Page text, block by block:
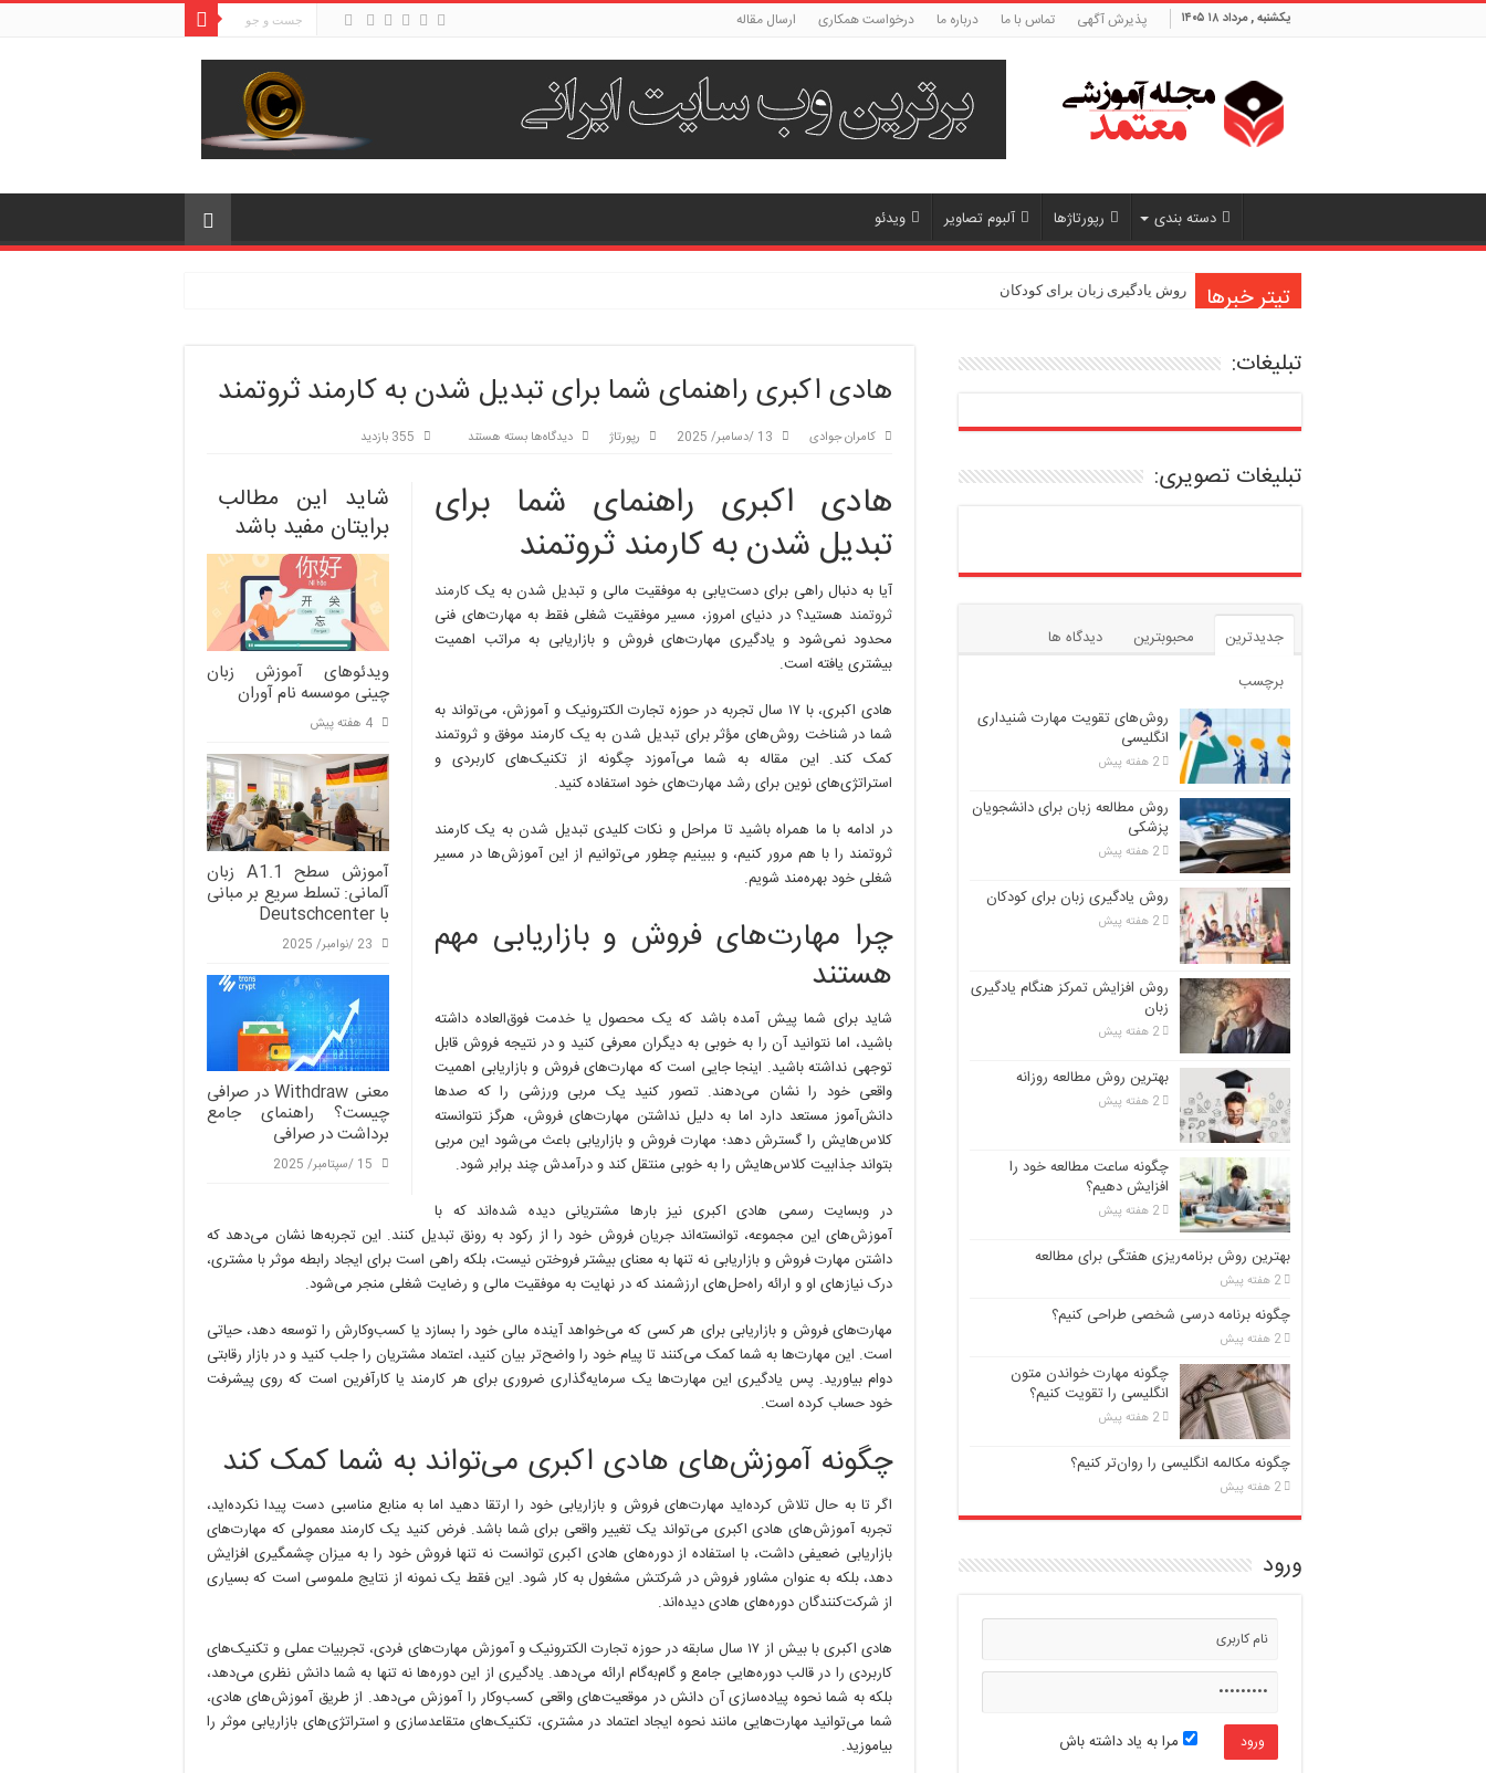
یکشنبه , مرداد ۱۸ ۱۴۰۵ پذیرش آگهی تماس با ما درباره ما درخواست همکاری ارسال مقاله
دسته بندی رپورتاژها آلبوم تصاویر ویدئو
تیتر خبرها روش یادگیری زبان برای کودکان
هادی اکبری راهنمای شما برای تبدیل شدن به کارمند ثروتمند
کامران جوادی 13 /دسامبر/ 2025 رپورتاژ دیدگاه‌ها برای
راهنمای
برای
شدن
به
کارمند
ثروتمند
بسته هستند 355 بازدید
شاید این مطالب
برایتان مفید باشد
ویدئوهای آموزش زبان
چینی موسسه نام آوران
4 هفته پیش
آموزش سطح A1.1 زبان
آلمانی: تسلط سریع بر مبانی
با Deutschcenter
23 /نوامبر/ 2025
معنی Withdraw در صرافی
چیست؟ راهنمای جامع
برداشت در صرافی
15 /سپتامبر/ 2025
هادی اکبری راهنمای شما برای
تبدیل شدن به کارمند ثروتمند
آیا به دنبال راهی برای دست‌یابی به موفقیت مالی و تبدیل شدن به یک کارمند
ثروتمند هستید؟ در دنیای امروز، مسير موفقیت شغلی فقط به مهارت‌های فنی
محدود نمی‌شود و یادگیری مهارت‌های فروش و بازاریابی به مراتب اهمیت
بیشتری یافته است.
هادی اکبری، با ۱۷ سال تجربه در حوزه تجارت الکترونیک و آموزش، می‌تواند به
شما در شناخت روش‌های مؤثر برای تبدیل شدن به یک کارمند موفق و ثروتمند
کمک کند. این مقاله به شما می‌آموزد چگونه از تکنیک‌های کاربردی و
استراتژی‌های نوین برای رشد مهارت‌های خود استفاده کنید.
در ادامه با ما همراه باشید تا مراحل و نکات کلیدی تبدیل شدن به یک کارمند
ثروتمند را با هم مرور کنیم، و ببینیم چطور می‌توانیم از این آموزش‌ها در مسیر
شغلی خود بهره‌مند شویم.
چرا مهارت‌های فروش و بازاریابی مهم
هستند
شاید برای شما پیش آمده باشد که یک محصول یا خدمت فوق‌العاده داشته
باشید، اما نتوانید آن را به خوبی به دیگران معرفی کنید و در نتیجه فروش قابل
توجهی نداشته باشید. اینجا جایی است که مهارت‌های فروش و بازاریابی اهمیت
واقعی خود را نشان می‌دهند. تصور کنید یک مربی ورزشی را که صدها
دانش‌آموز مستعد دارد اما به دلیل نداشتن مهارت‌های فروش، هرگز نتوانسته
کلاس‌هایش را گسترش دهد؛ مهارت فروش و بازاریابی باعث می‌شود این مربی
بتواند جذابیت کلاس‌هایش را به خوبی منتقل کند و درآمدش چند برابر شود.
در وبسایت رسمی هادی اکبری نیز بارها مشتریانی دیده شده‌اند که با
آموزش‌های این مجموعه، توانسته‌اند جریان فروش خود را از رکود به رونق تبدیل کنند. این تجربه‌ها نشان می‌دهد که
داشتن مهارت فروش و بازاریابی نه تنها به معنای بیشتر فروختن نیست، بلکه راهی است برای ایجاد رابطه موثر با مشتری،
درک نیازهای او و ارائه راه‌حل‌های ارزشمند که در نهایت به موفقیت مالی و رضایت شغلی منجر می‌شود.
مهارت‌های فروش و بازاریابی برای هر کسی که می‌خواهد آینده مالی خود را بسازد یا کسب‌وکارش را توسعه دهد، حیاتی
است. این مهارت‌ها به شما کمک می‌کنند تا پیام خود را واضح‌تر بیان کنید، اعتماد مشتریان را جلب کنید و در بازار رقابتی
دوام بیاورید. پس یادگیری این مهارت‌ها یک سرمایه‌گذاری ضروری برای هر کارمند یا کارآفرین است که روی پیشرفت
خود حساب کرده است.
چگونه آموزش‌های هادی اکبری می‌تواند به شما کمک کند
اگر تا به حال تلاش کرده‌اید مهارت‌های فروش و بازاریابی خود را ارتقا دهید اما به منابع مناسبی دست پیدا نکرده‌اید،
تجربه آموزش‌های هادی اکبری می‌تواند یک تغییر واقعی برای شما باشد. فرض کنید یک کارمند معمولی که مهارت‌های
بازاریابی ضعیفی داشت، با استفاده از دوره‌های هادی اکبری توانست نه تنها فروش خود را به میزان چشمگیری افزایش
دهد، بلکه به عنوان مشاور فروش در شرکتش مشغول به کار شود. این فقط یک نمونه از نتایج ملموسی است که بسیاری
از شرکت‌کنندگان دوره‌های هادی دیده‌اند.
هادی اکبری با بیش از ۱۷ سال سابقه در حوزه تجارت الکترونیک و آموزش مهارت‌های فردی، تجربیات عملی و تکنیک‌های
کاربردی را در قالب دوره‌هایی جامع و گام‌به‌گام ارائه می‌دهد. یادگیری از این دوره‌ها نه تنها به شما دانش نظری می‌دهد،
بلکه به شما نحوه پیاده‌سازی آن دانش در موقعیت‌های واقعی کسب‌وکار را آموزش می‌دهد. از طریق آموزش‌های هادی،
شما می‌توانید مهارت‌هایی مانند نحوه ایجاد اعتماد در مشتری، تکنیک‌های متقاعدسازی و استراتژی‌های بازاریابی موثر را
بیاموزید.
تبلیغات:
تبلیغات تصویری:
جدیدترین محبوبترین
دیدگاه ها
برچسب
روش‌های تقویت مهارت شنیداری
انگلیسی
2 هفته پیش
روش مطالعه زبان برای دانشجویان
پزشکی
2 هفته پیش
روش یادگیری زبان برای کودکان
2 هفته پیش
روش افزایش تمرکز هنگام یادگیری
زبان
2 هفته پیش
بهترین روش مطالعه روزانه
2 هفته پیش
چگونه ساعت مطالعه خود را
افزایش دهیم؟
2 هفته پیش
بهترین روش برنامه‌ریزی هفتگی برای مطالعه
2 هفته پیش
چگونه برنامه درسی شخصی طراحی کنیم؟
2 هفته پیش
چگونه مهارت خواندن متون
انگلیسی را تقویت کنیم؟
2 هفته پیش
چگونه مکالمه انگلیسی را روان‌تر کنیم؟
2 هفته پیش
ورود
مرا به یاد داشته باش